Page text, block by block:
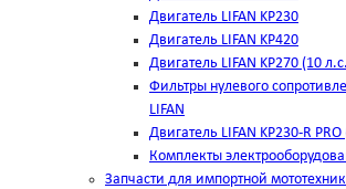
Двигатель LIFAN KP230
Двигатель LIFAN KP420
Двигатель LIFAN KP270 (10
Фильтры нулевого
LIFAN
Двигатель LIFAN KP230-R
Комплекты
Запчасти для импортной